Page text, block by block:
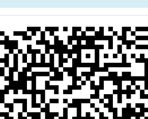
吉卜力
敬請協助
知，鼓勵
家長踴躍